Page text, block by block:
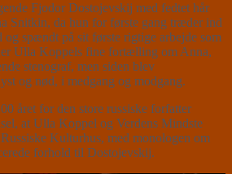
Fjodor Dostojevskij med fedtet hår
Snitkin, da hun for første gang træder ind
spændt på sit første rigtige arbejde som
Ulla Koppels fine fortælling om Anna,
stenograf, men siden blev
og nød, i medgang og modgang.
året for den store russiske forfatter
at Ulla Koppel og Verdens Mindste
Kulturhus, med monologen om
forhold til Dostojevskij.